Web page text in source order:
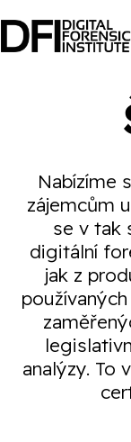
Nabízíme
zájemcům
se v tak
digitální
jak z
analýzy. To